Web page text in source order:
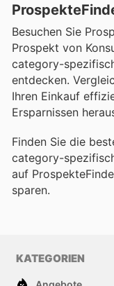
Besuchen Sie
Prospekt von
category-
entdecken.
Ihren Einkauf
Ersparnissen
Finden Sie die
category-
auf
sparen.
KATEGORIEN